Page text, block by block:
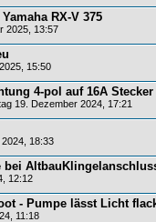
RX-V 375
2025, 13:57
15:50
4-pol auf 16A
19. Dezember 2024, 17:21
18:33
bei
12:12
- Pumpe lässt Licht
11:18